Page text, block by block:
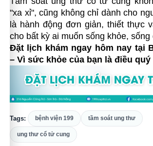
"xa xỉ", cũng không chỉ dành cho
là hành động đơn giản, thiết thực
cho bất kỳ ai muốn sống khỏe, sống
Đặt lịch khám ngay hôm nay tại
– Vì sức khỏe của bạn là điều quý
Tags: bệnh viện 199 tầm soát ung thư
ung thư cổ tử cung